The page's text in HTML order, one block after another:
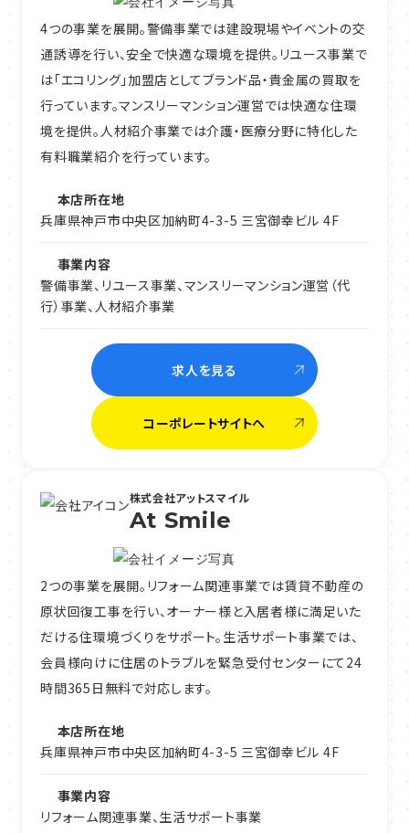
4つの事業を展開。警備事業では建設現場やイベントの交
通誘導を行い、安全で快適な環境を提供。リユース事業で
は「エコリング」加盟店としてブランド品・貴金属の買取を
行っています。マンスリーマンション運営では快適な住環
境を提供。人材紹介事業では介護・医療分野に特化した
有料職業紹介を行っています。
本店所在地
兵庫県神戸市中央区加納町4-3-5 三宮御幸ビル 4F
事業内容
警備事業、リユース事業、マンスリーマンション運営（代
行）事業、人材紹介事業
コーポレートサイトへ
求人を見る
株式会社アットスマイル
At Smile
2つの事業を展開。リフォーム関連事業では賃貸不動産の
原状回復工事を行い、オーナー様と入居者様に満足いた
だける住環境づくりをサポート。生活サポート事業では、
会員様向けに住居のトラブルを緊急受付センターにて24
時間365日無料で対応します。
本店所在地
兵庫県神戸市中央区加納町4-3-5 三宮御幸ビル 4F
事業内容
リフォーム関連事業、生活サポート事業